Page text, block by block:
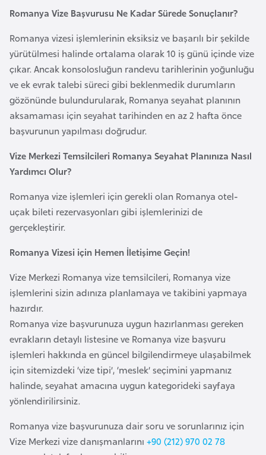
Romanya Vize Başvurusu Ne Kadar Sürede Sonuçlanır?
Romanya vizesi işlemlerinin eksiksiz ve başarılı bir şekilde
yürütülmesi halinde ortalama olarak 10 iş günü içinde vize
çıkar. Ancak konsolosluğun randevu tarihlerinin yoğunluğu
ve ek evrak talebi süreci gibi beklenmedik durumların
gözönünde bulundurularak, Romanya seyahat planının
aksamaması için seyahat tarihinden en az 2 hafta önce
başvurunun yapılması doğrudur.
Vize Merkezi Temsilcileri Romanya Seyahat Planınıza Nasıl
Yardımcı Olur?
Romanya vize işlemleri için gerekli olan Romanya otel-
uçak bileti rezervasyonları gibi işlemlerinizi de
gerçekleştirir.
Romanya Vizesi için Hemen İletişime Geçin!
Vize Merkezi Romanya vize temsilcileri, Romanya vize
işlemlerini sizin adınıza planlamaya ve takibini yapmaya
hazırdır.
Romanya vize başvurunuza uygun hazırlanması gereken
evrakların detaylı listesine ve Romanya vize başvuru
işlemleri hakkında en güncel bilgilendirmeye ulaşabilmek
için sitemizdeki ‘vize tipi’, ‘meslek’ seçimini yapmanız
halinde, seyahat amacına uygun kategorideki sayfaya
yönlendirilirsiniz.
Romanya vize başvurunuza dair soru ve sorunlarınız için
Vize Merkezi vize danışmanlarını +90 (212) 970 02 78
a
n
B
u
r
k
i
n
F
a
s
Ç
a
d
Ç
e
k
C
u
m
h